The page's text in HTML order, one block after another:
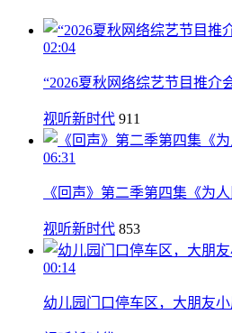
02:04
“2026夏秋网络综艺节目推介
视听新时代 911
06:31
《回声》第二季第四集《为人
视听新时代 853
00:14
幼儿园门口停车区，大朋友